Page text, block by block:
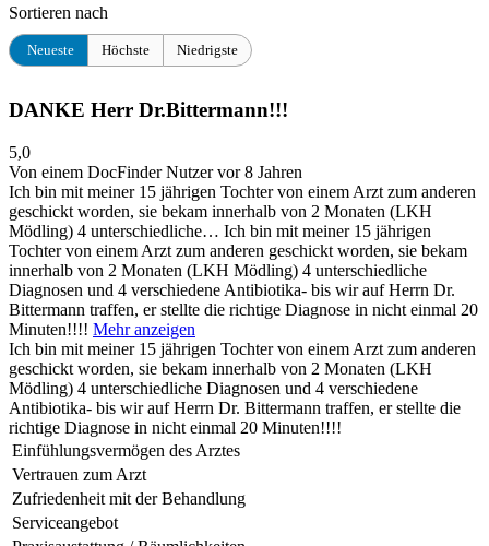
Sortieren nach
Neueste Höchste Niedrigste
DANKE Herr Dr.Bittermann!!!
5,0
Von einem DocFinder Nutzervor 8 Jahren
Ich bin mit meiner 15 jährigen Tochter von einem Arzt zum anderen
geschickt worden, sie bekam innerhalb von 2 Monaten (LKH
Mödling) 4 unterschiedliche… Ich bin mit meiner 15 jährigen
Tochter von einem Arzt zum anderen geschickt worden, sie bekam
innerhalb von 2 Monaten (LKH Mödling) 4 unterschiedliche
Diagnosen und 4 verschiedene Antibiotika- bis wir auf Herrn Dr.
Bittermann traffen, er stellte die richtige Diagnose in nicht einmal 20
Minuten!!!! Mehr anzeigen
Ich bin mit meiner 15 jährigen Tochter von einem Arzt zum anderen
geschickt worden, sie bekam innerhalb von 2 Monaten (LKH
Mödling) 4 unterschiedliche Diagnosen und 4 verschiedene
Antibiotika- bis wir auf Herrn Dr. Bittermann traffen, er stellte die
richtige Diagnose in nicht einmal 20 Minuten!!!!
Einfühlungsvermögen des Arztes
Vertrauen zum Arzt
Zufriedenheit mit der Behandlung
Serviceangebot